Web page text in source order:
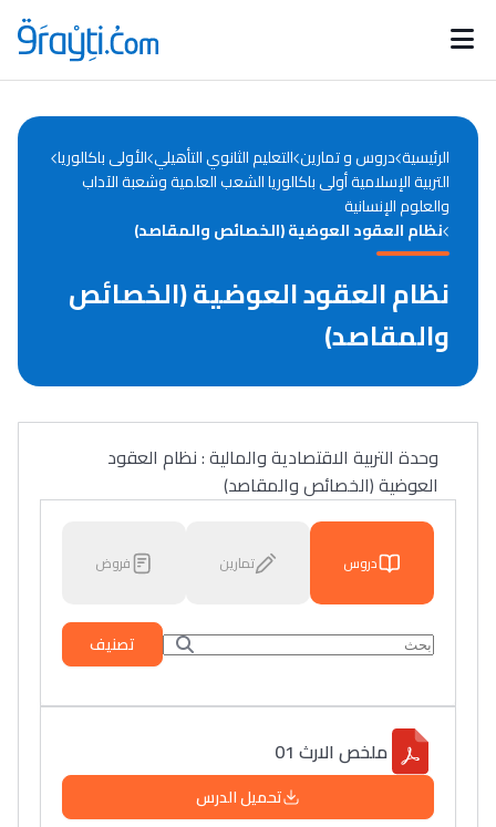
Catégories
d'actualités
Annonces bourses
الرئيسية دروس و تمارين التعليم الثانوي التأهيلي الأولى باكالوريا
التربية الإسلامية أولى باكالوريا الشعب العلمية وشعبة الآداب
والعلوم الإنسانية
نظام العقود العوضية (الخصائص والمقاصد)
نظام العقود العوضية (الخصائص
والمقاصد)
وحدة التربية الاقتصادية والمالية : نظام العقود
العوضية (الخصائص والمقاصد)
دروس تمارين فروض
تصنيف
ملخص الارث 01
تحميل الدرس